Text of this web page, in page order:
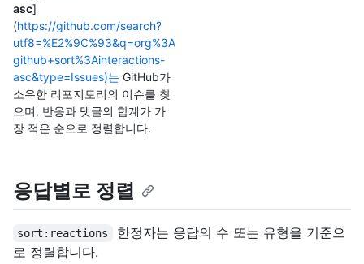
asc]
(https://github.com/search?
utf8=%E2%9C%93&q=org%3A
github+sort%3Ainteractions-
asc&type=Issues)는 GitHub가
소유한 리포지토리의 이슈를 찾
으며, 반응과 댓글의 합계가 가
장 적은 순으로 정렬합니다.
응답별로 정렬
sort:reactions
한정자는 응답의 수 또는 유형을 기준으
로 정렬합니다.